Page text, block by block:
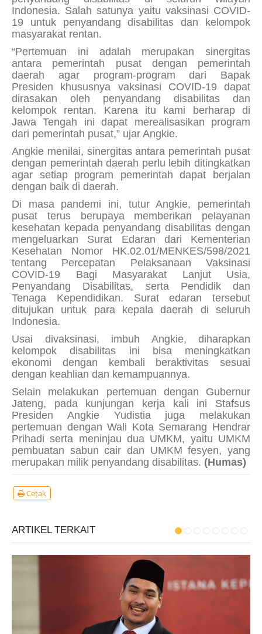
Indonesia. Salah satunya yaitu vaksinasi COVID-
19 untuk penyandang disabilitas dan kelompok
masyarakat rentan.
“Pertemuan ini adalah merupakan sinergitas
antara pemerintah pusat dengan pemerintah
daerah agar program-program dari Bapak
Presiden khususnya vaksinasi COVID-19 dapat
dirasakan oleh penyandang disabilitas dan
kelompok rentan. Karena itu kami berharap di
Jawa Tengah ini dapat merealisasikan program
dari pemerintah pusat,” ujar Angkie.
Angkie menilai, sinergitas antara pemerintah pusat
dengan pemerintah daerah perlu lebih ditingkatkan
agar setiap program pemerintah dapat berjalan
dengan baik di daerah.
Di masa pandemi ini, tutur Angkie, pemerintah
pusat terus berupaya memberikan pelayanan
kesehatan kepada penyandang disabilitas dengan
mengeluarkan Surat Edaran dari Kementerian
Kesehatan Nomor HK.02.01/MENKES/598/2021
tentang Percepatan Pelaksanaan Vaksinasi
COVID-19 Bagi Masyarakat Lanjut Usia,
Penyandang Disabilitas, serta Pendidik dan
Tenaga Kependidikan. Surat edaran tersebut
ditujukan untuk para kepala daerah di seluruh
Indonesia.
Usai divaksinasi, imbuh Angkie, diharapkan
kelompok disabilitas ini bisa meningkatkan
ekonomi dengan kembali beraktivitas sesuai
dengan keahlian dan kemampuannya.
Selain melakukan pertemuan dengan Gubernur
Jateng, pada kunjungan kerja kali ini Stafsus
Presiden Angkie Yudistia juga melakukan
pertemuan dengan Wali Kota Semarang Hendrar
Prihadi serta meninjau dua UMKM, yaitu UMKM
pembuatan sabun cair dan UMKM fesyen, yang
merupakan milik penyandang disabilitas. (Humas)
Cetak
ARTIKEL TERKAIT